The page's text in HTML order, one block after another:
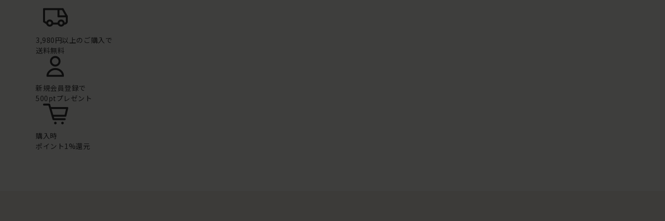
3,980円以上のご購入で
送料無料
新規会員登録で
500ptプレゼント
購入時
ポイント1%還元